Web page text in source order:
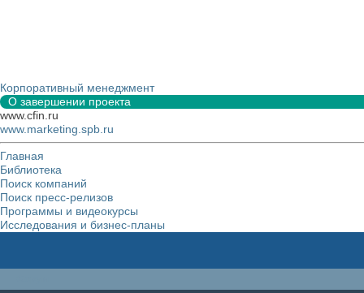
Корпоративный менеджмент
О завершении проекта
www.cfin.ru
www.marketing.spb.ru
Главная
Библиотека
Поиск компаний
Поиск пресс-релизов
Программы и видеокурсы
Исследования и бизнес-планы